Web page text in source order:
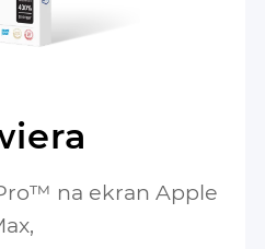
na ekran Apple